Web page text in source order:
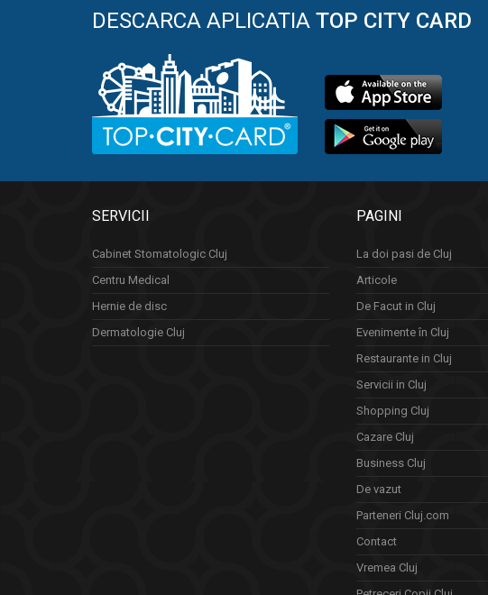
DESCARCA APLICATIA TOP CITY CARD
SERVICII
Cabinet Stomatologic Cluj
Centru Medical
Hernie de disc
Dermatologie Cluj
PAGINI
La doi pasi de Cluj
Articole
De Facut in Cluj
Evenimente în Cluj
Restaurante in Cluj
Servicii in Cluj
Shopping Cluj
Cazare Cluj
Business Cluj
De vazut
Parteneri Cluj.com
Contact
Vremea Cluj